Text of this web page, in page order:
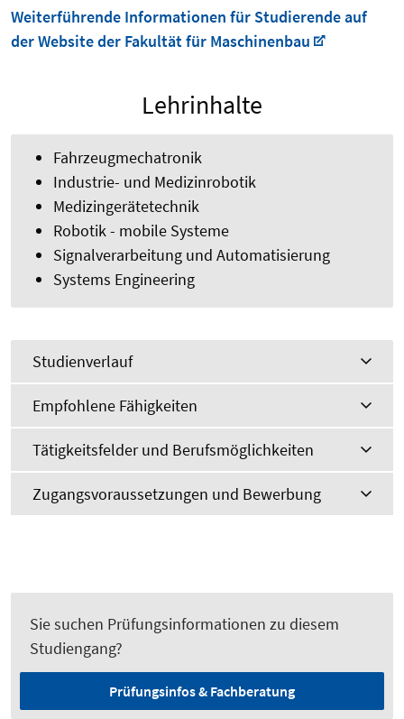
Weiterführende Informationen für Studierende auf
der Website der Fakultät für Maschinenbau
Lehrinhalte
Fahrzeugmechatronik
Industrie- und Medizinrobotik
Medizingerätetechnik
Robotik - mobile Systeme
Signalverarbeitung und Automatisierung
Systems Engineering
Studienverlauf
Empfohlene Fähigkeiten
Tätigkeitsfelder und Berufsmöglichkeiten
Zugangsvoraussetzungen und Bewerbung
Sie suchen Prüfungsinformationen zu diesem
Studiengang?
Prüfungsinfos & Fachberatung